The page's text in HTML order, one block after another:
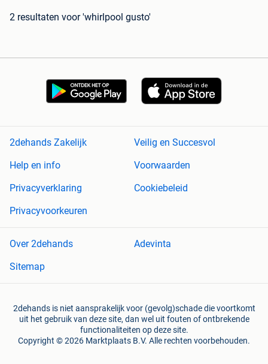
2 resultaten voor 'whirlpool gusto'
2dehands Zakelijk
Veilig en Succesvol
Help en info
Voorwaarden
Privacyverklaring
Cookiebeleid
Privacyvoorkeuren
Over 2dehands
Adevinta
Sitemap
2dehands is niet aansprakelijk voor (gevolg)schade die voortkomt
uit het gebruik van deze site, dan wel uit fouten of ontbrekende
functionaliteiten op deze site.
Copyright © 2026 Marktplaats B.V. Alle rechten voorbehouden.